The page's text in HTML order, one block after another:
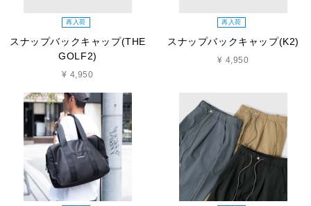
再入荷
スナップバックキャップ(THE
GOLF2)
¥ 4,950
再入荷
スナップバックキャップ(K2)
¥ 4,950